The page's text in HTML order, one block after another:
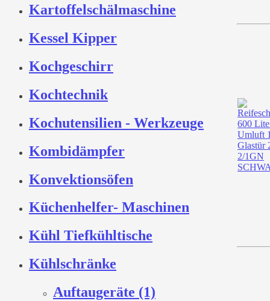
Kartoffelschälmaschine
Kessel Kipper
Kochgeschirr
Kochtechnik
Kochutensilien - Werkzeuge
Kombidämpfer
Konvektionsöfen
Küchenhelfer- Maschinen
Kühl Tiefkühltische
Kühlschränke
Auftaugeräte (1)